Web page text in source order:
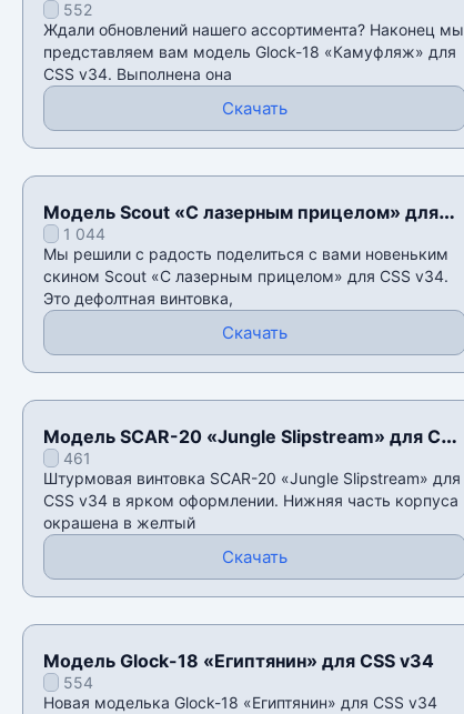
552
Ждали обновлений нашего ассортимента? Наконец мы
представляем вам модель Glock-18 «Камуфляж» для
CSS v34. Выполнена она
Скачать
Модель Scout «С лазерным прицелом» для
CSS v34
1 044
Мы решили с радость поделиться с вами новеньким
скином Scout «С лазерным прицелом» для CSS v34.
Это дефолтная винтовка,
Скачать
Модель SCAR-20 «Jungle Slipstream» для CSS
v34461
Штурмовая винтовка SCAR-20 «Jungle Slipstream» для
CSS v34 в ярком оформлении. Нижняя часть корпуса
окрашена в желтый
Скачать
Модель Glock-18 «Египтянин» для CSS v34
554
Новая моделька Glock-18 «Египтянин» для CSS v34